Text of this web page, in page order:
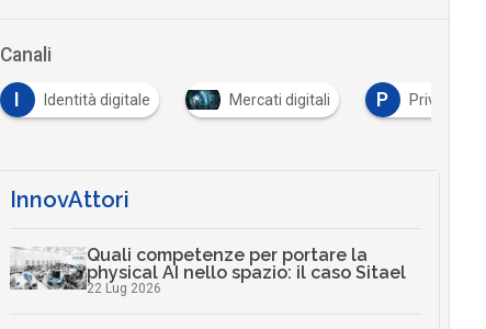
Canali
Mercati digitali P Privacy Sanità digitale
InnovAttori
Quali competenze per portare la
physical AI nello spazio: il caso Sitael
22 Lug 2026